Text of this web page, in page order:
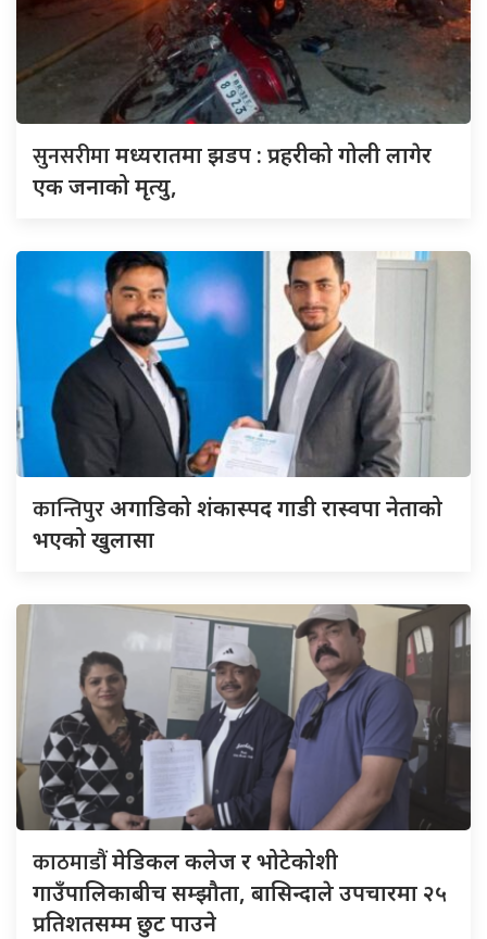
सुनसरीमामध्यरातमा झडप : प्रहरीको गोली लागेर
एक जनाको मृत्यु,
कान्तिपुरअगाडिको शंकास्पद गाडी रास्वपा नेताको
भएको खुलासा
काठमाडौंमेडिकल कलेज र भोटेकोशी
गाउँपालिकाबीच सम्झौता, बासिन्दाले उपचारमा २५
प्रतिशतसम्म छुट पाउने